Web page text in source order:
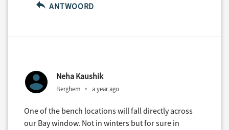
ANTWOORD
Neha Kaushik
Berghem a year ago
One of the bench locations will fall directly across
our Bay window. Not in winters but for sure in